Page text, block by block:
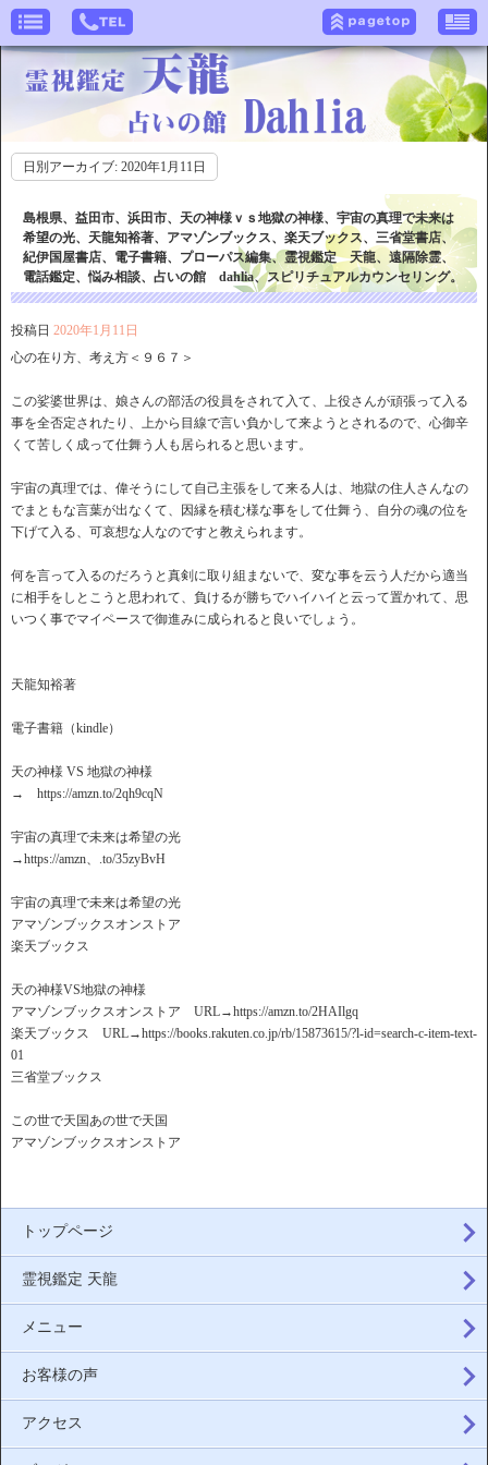
日別アーカイブ: 2020年1月11日
島根県、益田市、浜田市、天の神様ｖｓ地獄の神様、宇宙の真理で未来は
希望の光、天龍知裕著、アマゾンブックス、楽天ブックス、三省堂書店、
紀伊国屋書店、電子書籍、プローパス編集、霊視鑑定 天龍、遠隔除霊、
電話鑑定、悩み相談、占いの館 dahlia、スピリチュアルカウンセリング。
投稿日 2020年1月11日
心の在り方、考え方＜９６７＞
この娑婆世界は、娘さんの部活の役員をされて入て、上役さんが頑張って入る
事を全否定されたり、上から目線で言い負かして来ようとされるので、心御辛
くて苦しく成って仕舞う人も居られると思います。
宇宙の真理では、偉そうにして自己主張をして来る人は、地獄の住人さんなの
でまともな言葉が出なくて、因縁を積む様な事をして仕舞う、自分の魂の位を
下げて入る、可哀想な人なのですと教えられます。
何を言って入るのだろうと真剣に取り組まないで、変な事を云う人だから適当
に相手をしとこうと思われて、負けるが勝ちでハイハイと云って置かれて、思
いつく事でマイペースで御進みに成られると良いでしょう。
天龍知裕著
電子書籍（kindle）
天の神様 VS 地獄の神様
→ https://amzn.to/2qh9cqN
宇宙の真理で未来は希望の光
→https://amzn、.to/35zyBvH
宇宙の真理で未来は希望の光
アマゾンブックスオンストア
楽天ブックス
天の神様VS地獄の神様
アマゾンブックスオンストア URL→https://amzn.to/2HAIlgq
楽天ブックス URL→https://books.rakuten.co.jp/rb/15873615/?l-id=search-c-item-text-
01
三省堂ブックス
この世で天国あの世で天国
アマゾンブックスオンストア
トップページ
霊視鑑定 天龍
メニュー
お客様の声
アクセス